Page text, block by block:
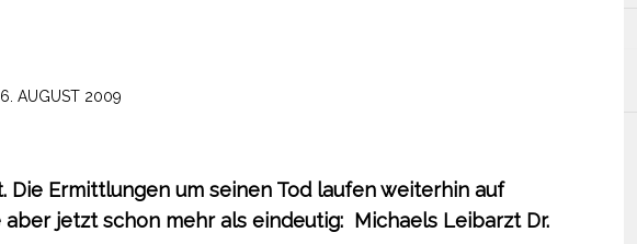
6. AUGUST 2009
Ermittlungen um seinen Tod laufen weiterhin auf
aber jetzt schon mehr als eindeutig: Michaels Leibarzt Dr.